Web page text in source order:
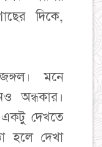
দিকে,
মনে
অন্ধকার।
দেখতে
হলে দেখা